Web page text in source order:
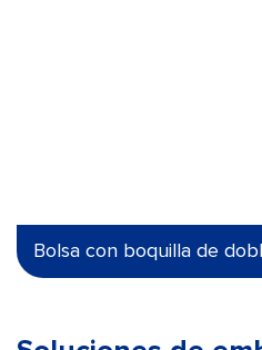
Bolsa con boquilla de